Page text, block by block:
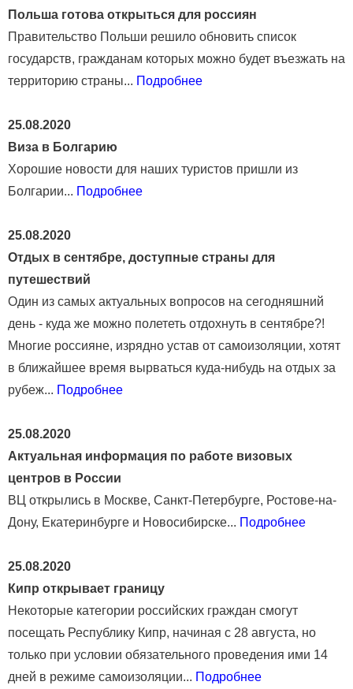
Польша готова открыться для россиян
Правительство Польши решило обновить список
государств, гражданам которых можно будет въезжать на
территорию страны... Подробнее
25.08.2020
Виза в Болгарию
Хорошие новости для наших туристов пришли из
Болгарии... Подробнее
25.08.2020
Отдых в сентябре, доступные страны для
путешествий
Один из самых актуальных вопросов на сегодняшний
день - куда же можно полететь отдохнуть в сентябре?!
Многие россияне, изрядно устав от самоизоляции, хотят
в ближайшее время вырваться куда-нибудь на отдых за
рубеж... Подробнее
25.08.2020
Актуальная информация по работе визовых
центров в России
ВЦ открылись в Москве, Санкт-Петербурге, Ростове-на-
Дону, Екатеринбурге и Новосибирске... Подробнее
25.08.2020
Кипр открывает границу
Некоторые категории российских граждан смогут
посещать Республику Кипр, начиная с 28 августа, но
только при условии обязательного проведения ими 14
дней в режиме самоизоляции... Подробнее